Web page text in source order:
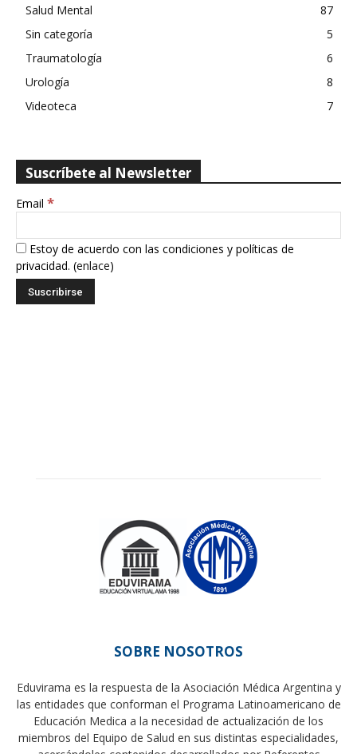
Salud Mental
87
Sin categoría
5
Traumatología
6
Urología
8
Videoteca
7
Suscríbete al Newsletter
Email *
Estoy de acuerdo con las condiciones y políticas de
privacidad. (enlace)
SOBRE NOSOTROS
Eduvirama es la respuesta de la Asociación Médica Argentina y
las entidades que conforman el Programa Latinoamericano de
Educación Medica a la necesidad de actualización de los
miembros del Equipo de Salud en sus distintas especialidades,